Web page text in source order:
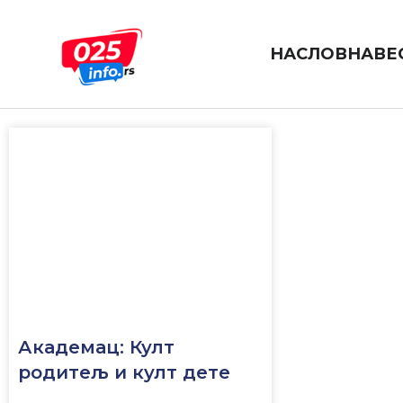
НАСЛОВНА
академац
Академац: Култ
родитељ и култ дете